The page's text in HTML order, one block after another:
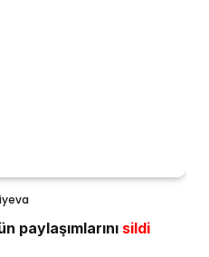
paylaşımlarını sildi